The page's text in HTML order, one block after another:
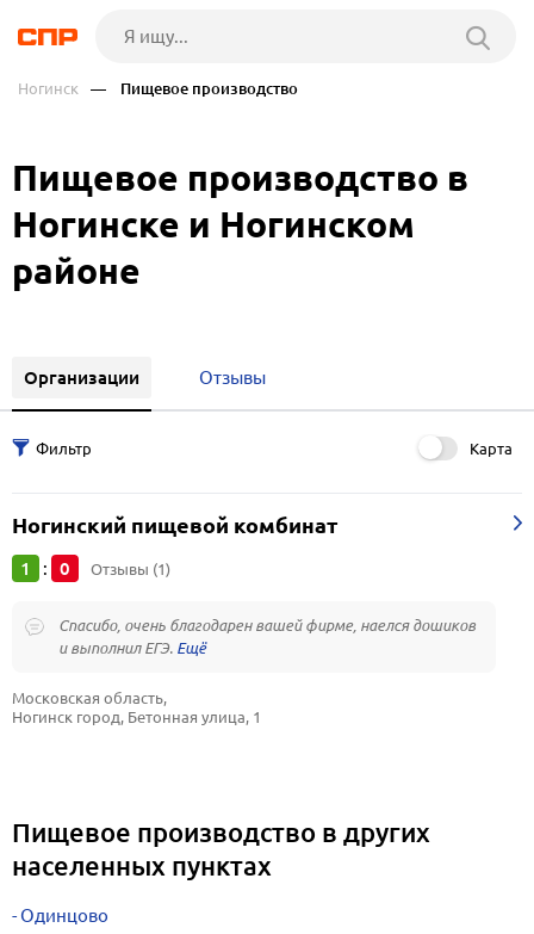
Ногинск — Пищевое производство
Пищевое производство в
Ногинске и Ногинском
районе
Организации Отзывы
Карта
Ногинский пищевой комбинат
1 : 0 Отзывы (1)
Спасибо, очень благодарен вашей фирме, наелся дошиков
и выполнил ЕГЭ.
Московская область,
Ногинск город, Бетонная улица, 1
Пищевое производство в других
населенных пунктах
Одинцово